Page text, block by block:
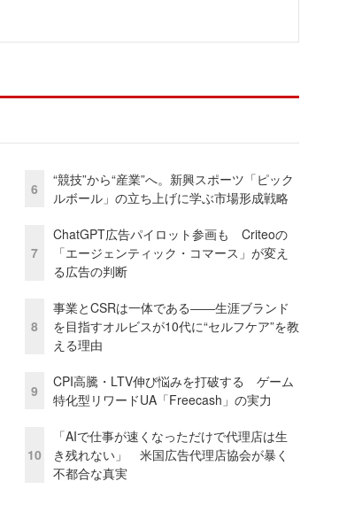
6
“競技”から“産業”へ。新興スポーツ「ピック
ルボール」の立ち上げに学ぶ市場形成戦略
7
ChatGPT広告パイロット参画も Criteoの
「エージェンティック・コマース」が変え
る広告の判断
8
事業とCSRは一体である――生涯ブランド
を目指すオルビスが10代に“セルフケア”を教
える理由
9
CPI高騰・LTV伸び悩みを打破する ゲーム
特化型リワードUA「Freecash」の実力
10
「AIで仕事が速くなっただけで代理店は生
き残れない」 米国広告代理店協会が暴く
不都合な真実